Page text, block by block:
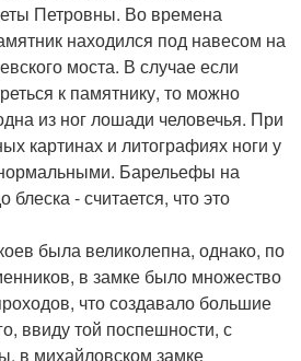
Петровны. Во времена
находился под навесом на
моста. В случае если
к памятнику, то можно
из ног лошади человечья. При
картинах и литографиях ноги у
Барельефы на
блеска - считается, что это
была великолепна, однако, по
в замке было множество
что создавало большие
ввиду той поспешности, с
в михайловском замке